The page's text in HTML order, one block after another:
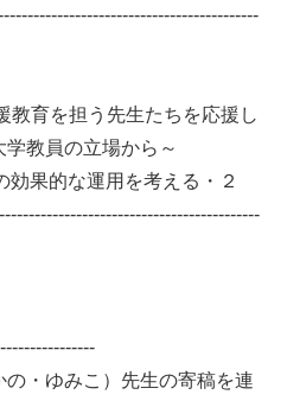
を担う先生たちを応援し
教員の立場から～
果的な運用を考える・２
・ゆみこ）先生の寄稿を連